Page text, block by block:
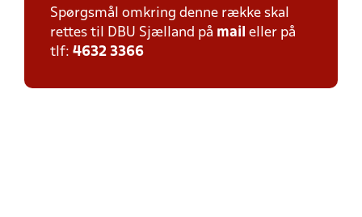
Spørgsmål omkring denne række skal
rettes til DBU Sjælland på mail eller på
tlf: 4632 3366